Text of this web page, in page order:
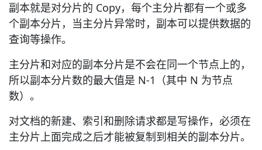
副本就是对分片的 Copy，每个主分片都有一个或多
个副本分片，当主分片异常时，副本可以提供数据的
查询等操作。
主分片和对应的副本分片是不会在同一个节点上的，
所以副本分片数的最大值是 N-1（其中 N 为节点
数）。
对文档的新建、索引和删除请求都是写操作，必须在
主分片上面完成之后才能被复制到相关的副本分片。